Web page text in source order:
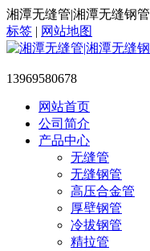
湘潭无缝管|湘潭无缝钢
标签 | 网站地图
13969580678
网站首页
公司简介
产品中心
无缝管
无缝钢管
高压合金管
厚壁钢管
冷拔钢管
精拉管